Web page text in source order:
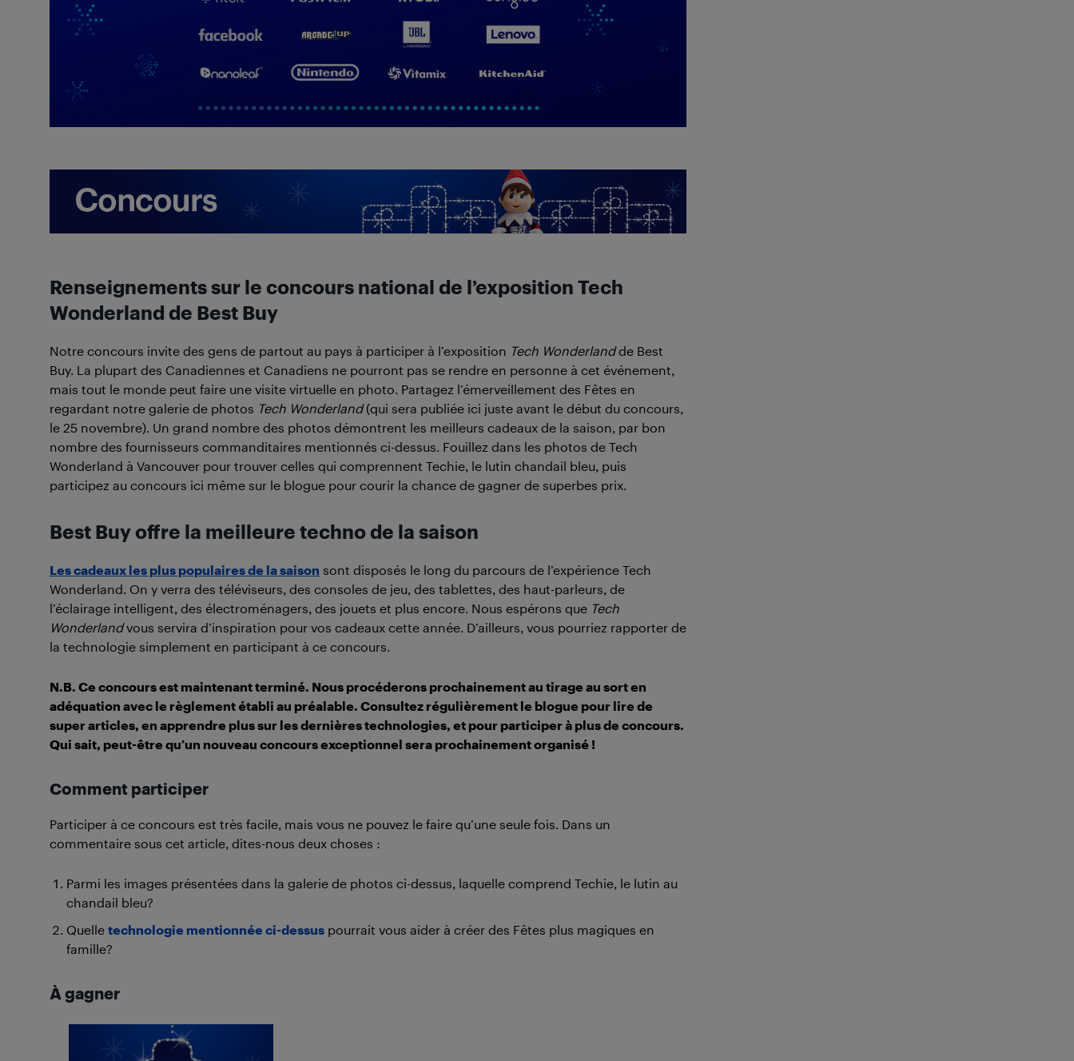
Renseignements sur le concours national de l’exposition Tech
Wonderland de Best Buy
Notre concours invite des gens de partout au pays à participer à l’exposition Tech Wonderlandde Best
Buy. La plupart des Canadiennes et Canadiens ne pourront pas se rendre en personne à cet événement,
mais tout le monde peut faire une visite virtuelle en photo. Partagez l’émerveillement des Fêtes en
regardant notre galerie de photos Tech Wonderland(qui sera publiée ici juste avant le début du concours,
le 25 novembre). Un grand nombre des photos démontrent les meilleurs cadeaux de la saison, par bon
nombre des fournisseurs commanditaires mentionnés ci-dessus. Fouillez dans les photos de Tech
Wonderland à Vancouver pour trouver celles qui comprennent Techie, le lutin chandail bleu, puis
participez au concours ici même sur le blogue pour courir la chance de gagner de superbes prix.
Best Buy offre la meilleure techno de la saison
Les cadeaux les plus populaires de la saison sont disposés le long du parcours de l’expérience Tech
Wonderland. On y verra des téléviseurs, des consoles de jeu, des tablettes, des haut-parleurs, de
l’éclairage intelligent, des électroménagers, des jouets et plus encore. Nous espérons que Tech
Wonderlandvous servira d’inspiration pour vos cadeaux cette année. D’ailleurs, vous pourriez rapporter de
la technologie simplement en participant à ce concours.
N.B. Ce concours est maintenant terminé. Nous procéderons prochainement au tirage au sort en
adéquation avec le règlement établi au préalable. Consultez régulièrement le blogue pour lire de
super articles, en apprendre plus sur les dernières technologies, et pour participer à plus de concours.
Qui sait, peut-être qu’un nouveau concours exceptionnel sera prochainement organisé !
Comment participer
Participer à ce concours est très facile, mais vous ne pouvez le faire qu’une seule fois. Dans un
commentaire sous cet article, dites-nous deux choses :
Parmi les images présentées dans la galerie de photos ci-dessus, laquelle comprend Techie, le lutin au
chandail bleu?
Quelle technologie mentionnée ci-dessus pourrait vous aider à créer des Fêtes plus magiques en
famille?
À gagner